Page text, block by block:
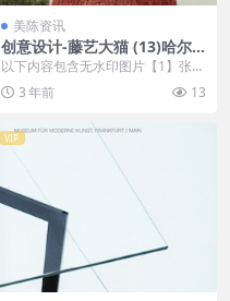
美陈资讯
创意设计-藤艺大猫 (13)哈尔
滨市美陈是什么
以下内容包含无水印图片【1】张
，开通会员无障碍浏览 开通VIP会
员 3 年前 13
VIP